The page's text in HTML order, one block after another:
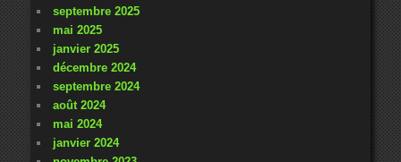
septembre 2025
mai 2025
janvier 2025
décembre 2024
septembre 2024
août 2024
mai 2024
janvier 2024